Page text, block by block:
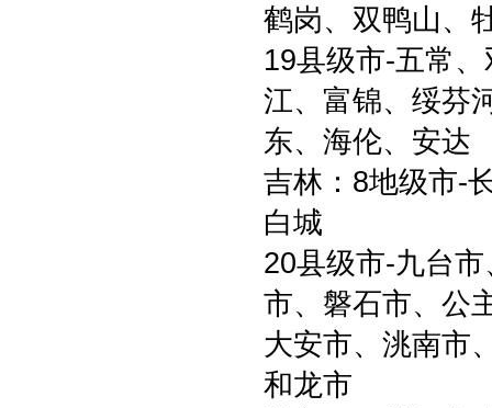
鹤岗、双鸭山、
19县级市-五常
江、富锦、绥芬
东、海伦、安达
吉林：8地级市-
白城
20县级市-九台
市、磐石市、公
大安市、洮南市
和龙市